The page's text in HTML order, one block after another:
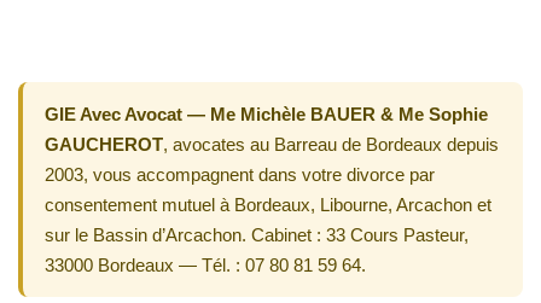
GIE Avec Avocat — Me Michèle BAUER & Me Sophie
GAUCHEROT, avocates au Barreau de Bordeaux depuis
2003, vous accompagnent dans votre divorce par
consentement mutuel à Bordeaux, Libourne, Arcachon et
sur le Bassin d’Arcachon. Cabinet : 33 Cours Pasteur,
33000 Bordeaux — Tél. : 07 80 81 59 64.